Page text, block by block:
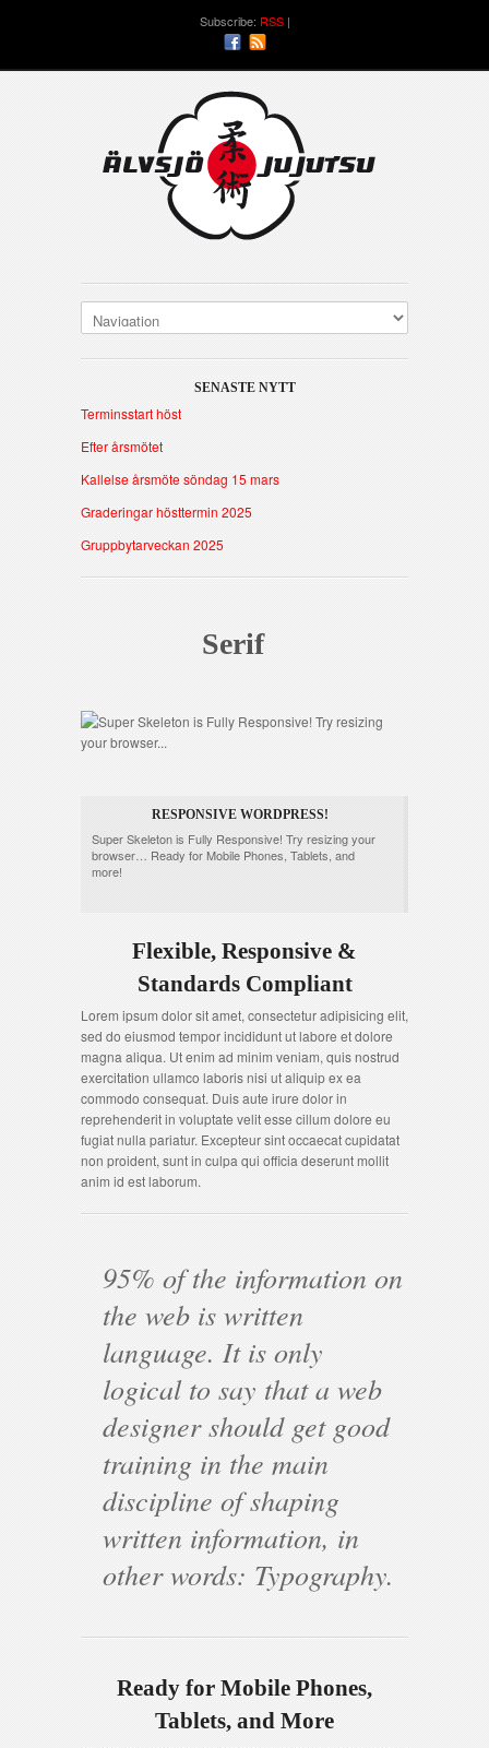
Subscribe: RSS
SENASTE NYTT
Terminsstart höst
Efter årsmötet
Kallelse årsmöte söndag 15 mars
Graderingar hösttermin 2025
Gruppbytarveckan 2025
Serif
RESPONSIVE WORDPRESS!
Super Skeleton is Fully Responsive! Try resizing your
browser… Ready for Mobile Phones, Tablets, and
more!
Flexible, Responsive &
Standards Compliant
Lorem ipsum dolor sit amet, consectetur adipisicing elit,
sed do eiusmod tempor incididunt ut labore et dolore
magna aliqua. Ut enim ad minim veniam, quis nostrud
exercitation ullamco laboris nisi ut aliquip ex ea
commodo consequat. Duis aute irure dolor in
reprehenderit in voluptate velit esse cillum dolore eu
fugiat nulla pariatur. Excepteur sint occaecat cupidatat
non proident, sunt in culpa qui officia deserunt mollit
anim id est laborum.
95% of the information on
the web is written
language. It is only
logical to say that a web
designer should get good
training in the main
discipline of shaping
written information, in
other words: Typography.
Ready for Mobile Phones,
Tablets, and More